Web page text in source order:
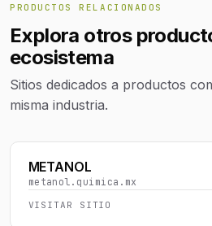
PRODUCTOS RELACIONADOS
Explora otros
ecosistema
Sitios dedicados a productos
misma industria.
METANOL
metanol.quimica.mx
VISITAR SITIO